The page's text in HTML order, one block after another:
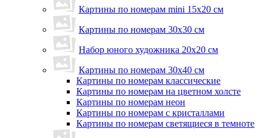
Картины по номерам mini 15х20 см
Картины по номерам 30x30 см
Набор юного художника 20х20 см
Картины по номерам 30х40 см
Картины по номерам классические
Картины по номерам на цветном холсте
Картины по номерам неон
Картины по номерам с кристаллами
Картины по номерам светящиеся в темноте